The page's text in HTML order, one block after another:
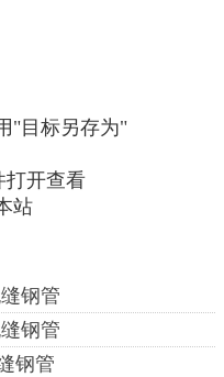
"目标另存为"
打开查看
站
钢管
钢管
钢管